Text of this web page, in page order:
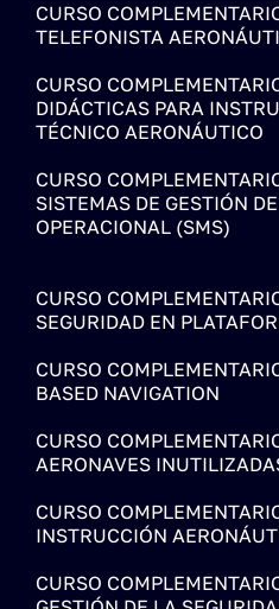
CURSO
TELEFONISTA
CURSO
DIDÁCTICAS PARA
TÉCNICO AERONÁUTICO
CURSO
SISTEMAS DE GESTIÓN
OPERACIONAL (SMS)
CURSO
SEGURIDAD EN
CURSO
BASED NAVIGATION
CURSO
AERONAVES
CURSO
INSTRUCCIÓN
CURSO